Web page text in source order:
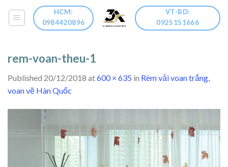
HCM:
0984420896
VT-BD:
0925151666
rem-voan-theu-1
Published 20/12/2018 at600 × 635 in Rèm vải voan trắng,
voan vẽ Hàn Quốc